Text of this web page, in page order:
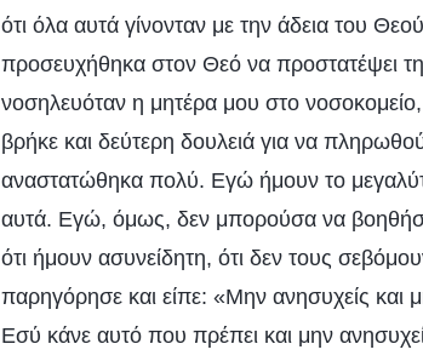
ότι όλα αυτά γίνονταν με την άδεια του
προσευχήθηκα στον Θεό να προστατέψει
νοσηλευόταν η μητέρα μου στο
βρήκε και δεύτερη δουλειά για να
αναστατώθηκα πολύ. Εγώ ήμουν το
αυτά. Εγώ, όμως, δεν μπορούσα να
ότι ήμουν ασυνείδητη, ότι δεν τους
παρηγόρησε και είπε: «Μην ανησυχείς
Εσύ κάνε αυτό που πρέπει και μην